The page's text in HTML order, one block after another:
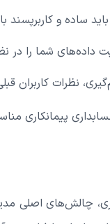
باید ساده و
داده‌های شما را در
نظرات کاربران
حسابداری
ابری، چالش‌های اصلی